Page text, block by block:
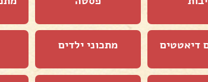
דיאטטים מתכוני ילדים